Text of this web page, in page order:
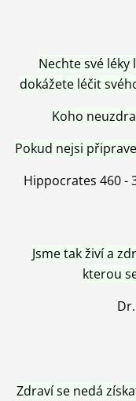
Nechte své léky
dokážete léčit
Koho
Pokud nejsi
Hippocrates 460 -
Jsme tak živí a
kterou
Zdraví se nedá